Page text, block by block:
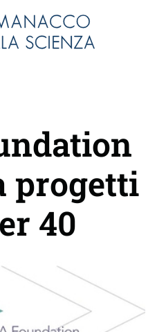
progetti
40